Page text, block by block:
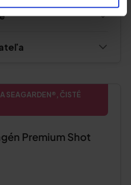
SEAGARDEN®, ČISTÉ
Premium Shot